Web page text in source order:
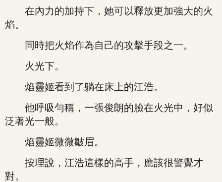
在內力的加持下，她可以釋放更加強大的火
焰。
同時把火焰作為自己的攻擊手段之一。
火光下。
焰靈姬看到了躺在床上的江浩。
他呼吸勻稱，一張俊朗的臉在火光中，好似
泛著光一般。
焰靈姬微微皺眉。
按理說，江浩這樣的高手，應該很警覺才
對。